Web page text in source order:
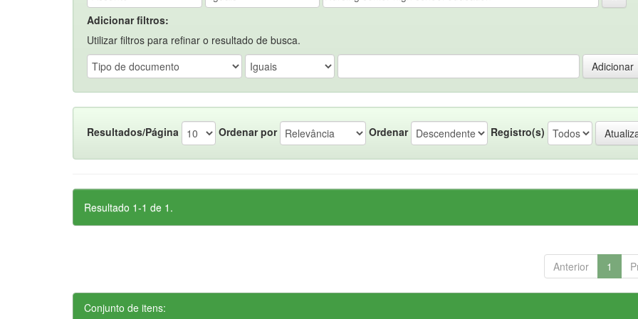
Adicionar filtros:
Utilizar filtros para refinar o resultado de busca.
Resultados/Página Ordenar por Ordenar Registro(s)
Resultado 1-1 de 1.
Anterior 1
Conjunto de itens: